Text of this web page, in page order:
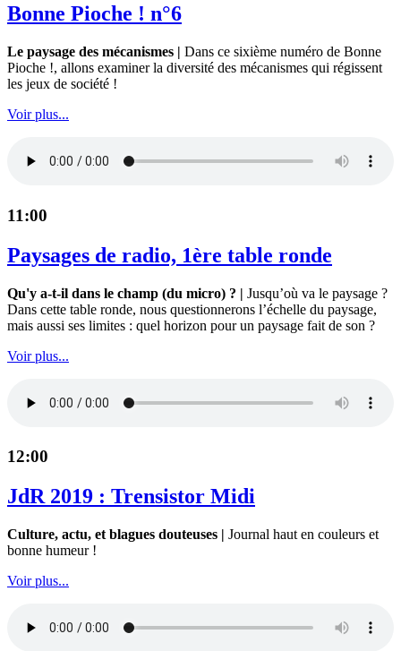
Bonne Pioche ! n°6
Le paysage des mécanismes | Dans ce sixième numéro de Bonne
Pioche !, allons examiner la diversité des mécanismes qui régissent
les jeux de société !
Voir plus...
11:00
Paysages de radio, 1ère table ronde
Qu'y a-t-il dans le champ (du micro) ? | Jusqu’où va le paysage ?
Dans cette table ronde, nous questionnerons l’échelle du paysage,
mais aussi ses limites : quel horizon pour un paysage fait de son ?
Voir plus...
12:00
JdR 2019 : Trensistor Midi
Culture, actu, et blagues douteuses | Journal haut en couleurs et
bonne humeur !
Voir plus...